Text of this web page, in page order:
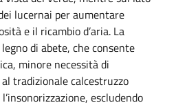
lucernai per aumentare
e il ricambio d’aria. La
di abete, che consente
minore necessità di
tradizionale calcestruzzo
escludendo